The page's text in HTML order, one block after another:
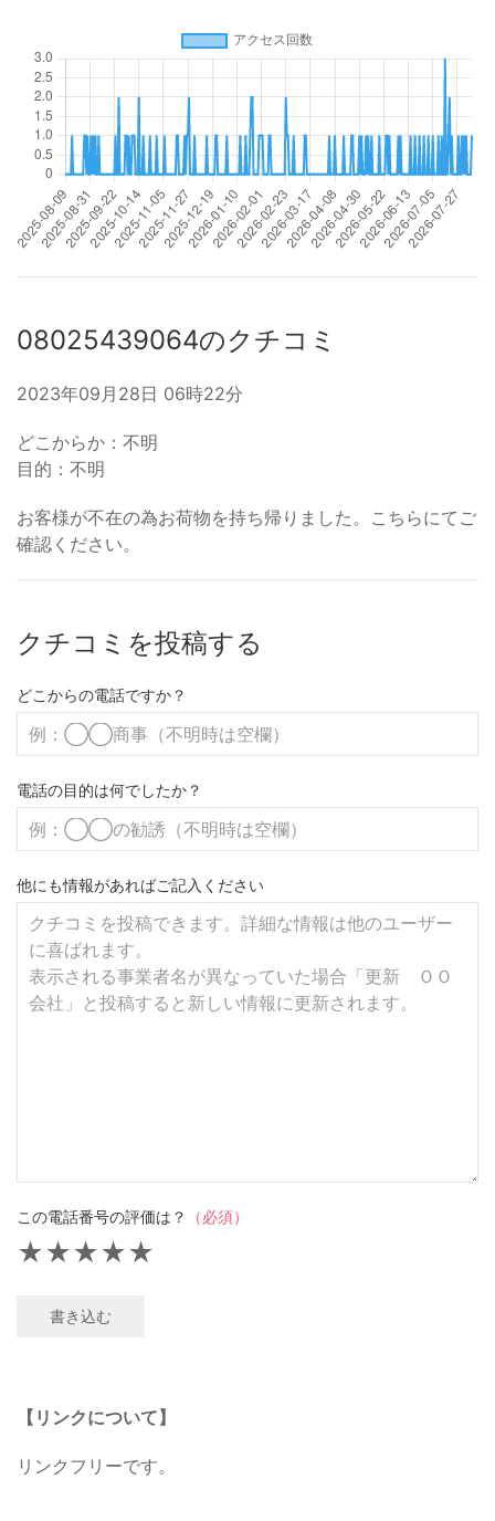
08025439064のクチコミ
2023年09月28日 06時22分
どこからか：不明
目的：不明
お客様が不在の為お荷物を持ち帰りました。こちらにてご
確認ください。
クチコミを投稿する
どこからの電話ですか？
電話の目的は何でしたか？
他にも情報があればご記入ください
この電話番号の評価は？ （必須）
★
★
★
★
★
書き込む
【リンクについて】
リンクフリーです。